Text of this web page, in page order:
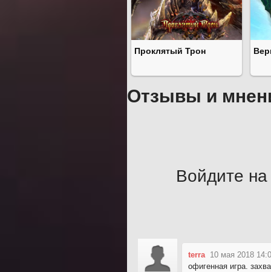
Проклятый Трон
Отзывы и
Войдите на
terra 10 мая 2018
офигенная игра.